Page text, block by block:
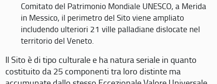
Comitato del Patrimonio Mondiale UNESCO, a Merida
in Messico, il perimetro del Sito viene ampliato
includendo ulteriori 21 ville palladiane dislocate nel
territorio del Veneto.
Il Sito è di tipo culturale e ha natura seriale in quanto
costituito da 25 componenti tra loro distinte ma